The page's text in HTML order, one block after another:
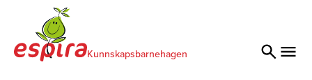
Kunnskapsbarnehagen